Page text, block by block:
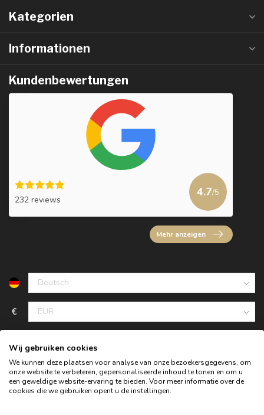
Kategorien
Informationen
Kundenbewertungen
232 reviews
4.7/5
Mehr anzeigen
€
Wij gebruiken cookies
We kunnen deze plaatsen voor analyse van onze bezoekersgegevens, om
onze website te verbeteren, gepersonaliseerde inhoud te tonen en om u
een geweldige website-ervaring te bieden. Voor meer informatie over de
cookies die we gebruiken opent u de instellingen.